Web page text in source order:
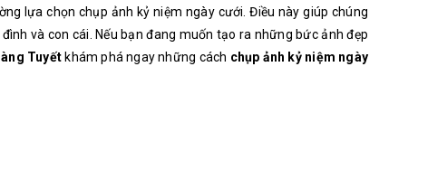
lựa chọn chụp ảnh kỷ niệm ngày cưới. Điều này giúp chúng
và con cái. Nếu bạn đang muốn tạo ra những bức ảnh đẹp
Tuyết khám phá ngay những cách chụp ảnh kỷ niệm ngày